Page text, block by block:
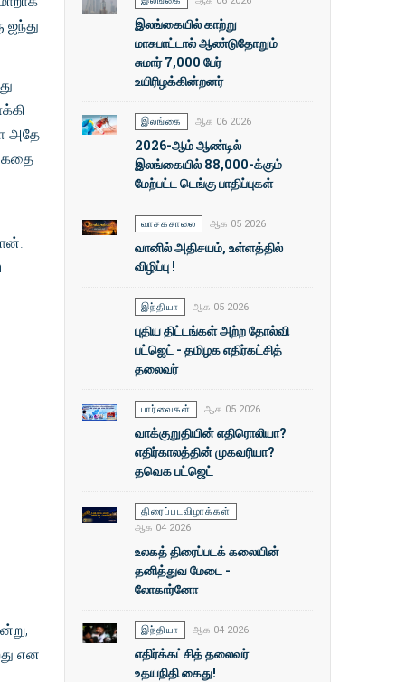
ஐந்து
அதே
கதை
என
இலங்கையில் காற்று
மாசுபாட்டால் ஆண்டுதோறும்
சுமார் 7,000 பேர்
உயிரிழக்கின்றனர்
இலங்கை ஆக 06 2026
2026-ஆம் ஆண்டில்
இலங்கையில் 88,000-க்கும்
மேற்பட்ட டெங்கு பாதிப்புகள்
வாசகசாலை ஆக 05 2026
வானில் அதிசயம், உள்ளத்தில்
விழிப்பு !
இந்தியா ஆக 05 2026
புதிய திட்டங்கள் அற்ற தோல்வி
பட்ஜெட் - தமிழக எதிர்கட்சித்
தலைவர்
பார்வைகள் ஆக 05 2026
வாக்குறுதியின் எதிரொலியா?
எதிர்காலத்தின் முகவரியா?
தவெக பட்ஜெட்
திரைப்படவிழாக்கள்
ஆக 04 2026
உலகத் திரைப்படக் கலையின்
தனித்துவ மேடை -
லோகார்னோ
இந்தியா ஆக 04 2026
எதிர்க்கட்சித் தலைவர்
உதயநிதி கைது!